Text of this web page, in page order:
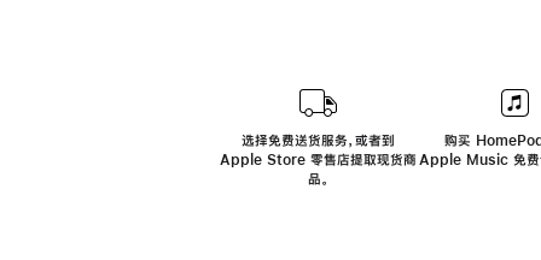
选择免费送货服务，或者到
Apple Store 零售店提取现货商
品。
购买
Apple Music 免费